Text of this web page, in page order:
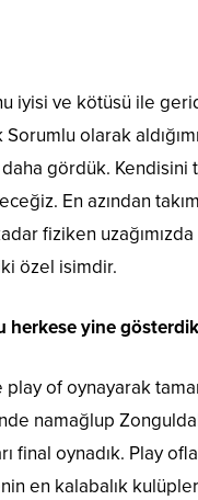
ve kötüsü ile
Sorumlu olarak
daha gördük.
En azından
fiziken uzağımızda
özel isimdir.
herkese yine gösterdik
of oynayarak
namağlup
final oynadık. Play
en kalabalık